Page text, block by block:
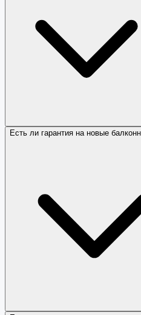
Есть ли гарантия на новые